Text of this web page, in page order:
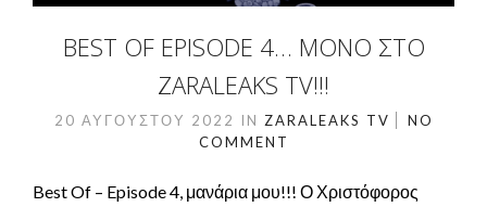
BEST OF EPISODE 4… ΜΌΝΟ ΣΤΟ
ZARALEAKS TV!!!
20 ΑΥΓΟΎΣΤΟΥ 2022 IN ZARALEAKS TV
NO
COMMENT
Best Of – Episode 4, μανάρια μου!!! Ο Χριστόφορος